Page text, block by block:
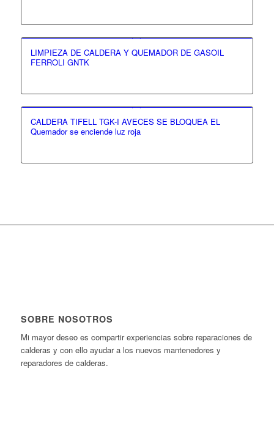
LIMPIEZA DE CALDERA Y QUEMADOR DE GASOIL
FERROLI GNTK
CALDERA TIFELL TGK-I AVECES SE BLOQUEA EL
Quemador se enciende luz roja
SOBRE NOSOTROS
Mi mayor deseo es compartir experiencias sobre reparaciones de
calderas y con ello ayudar a los nuevos mantenedores y
reparadores de calderas.